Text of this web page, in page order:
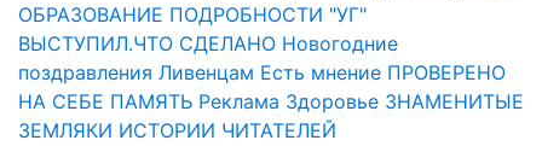
ОБРАЗОВАНИЕ ПОДРОБНОСТИ "УГ"
ВЫСТУПИЛ.ЧТО СДЕЛАНО Новогодние
поздравления Ливенцам Есть мнение ПРОВЕРЕНО
НА СЕБЕ ПАМЯТЬ Реклама Здоровье ЗНАМЕНИТЫЕ
ЗЕМЛЯКИ ИСТОРИИ ЧИТАТЕЛЕЙ